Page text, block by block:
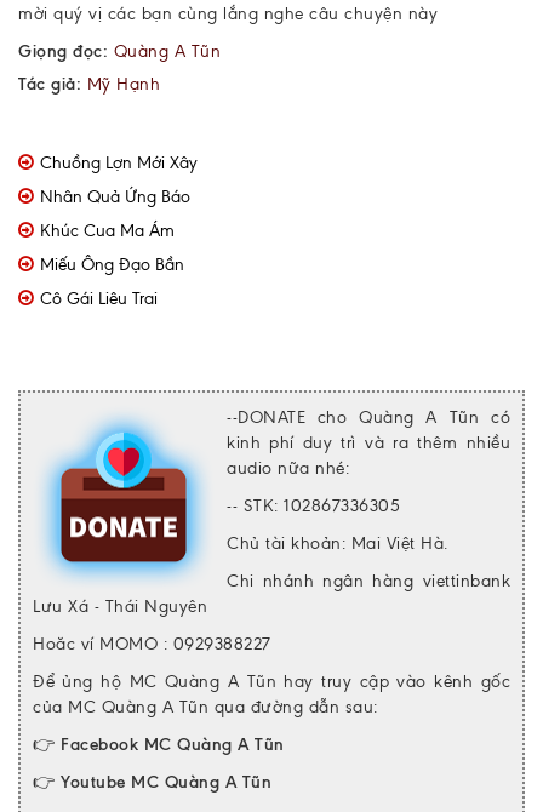
mời quý vị các bạn cùng lắng nghe câu chuyện này
Giọng đọc: Quàng A Tũn
Tác giả: Mỹ Hạnh
Chuồng Lợn Mới Xây
Nhân Quả Ứng Báo
Khúc Cua Ma Ám
Miếu Ông Đạo Bần
Cô Gái Liêu Trai
--DONATE cho Quàng A Tũn có
kinh phí duy trì và ra thêm nhiều
audio nữa nhé:
-- STK: 102867336305
Chủ tài khoản: Mai Việt Hà.
Chi nhánh ngân hàng viettinbank
Lưu Xá - Thái Nguyên
Hoăc ví MOMO : 0929388227
Để ủng hộ MC Quàng A Tũn hay truy cập vào kênh gốc
của MC Quàng A Tũn qua đường dẫn sau:
👉 Facebook MC Quàng A Tũn
👉 Youtube MC Quàng A Tũn